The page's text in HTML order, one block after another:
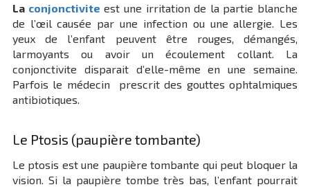
La conjonctivite est une irritation de la partie blanche
de l’œil causée par une infection ou une allergie. Les
yeux de l’enfant peuvent être rouges, démangés,
larmoyants ou avoir un écoulement collant. La
conjonctivite disparait d’elle-même en une semaine.
Parfois le médecin prescrit des gouttes ophtalmiques
antibiotiques.
Le Ptosis (paupière tombante)
Le ptosis est une paupière tombante qui peut bloquer la
vision. Si la paupière tombe très bas, l’enfant pourrait